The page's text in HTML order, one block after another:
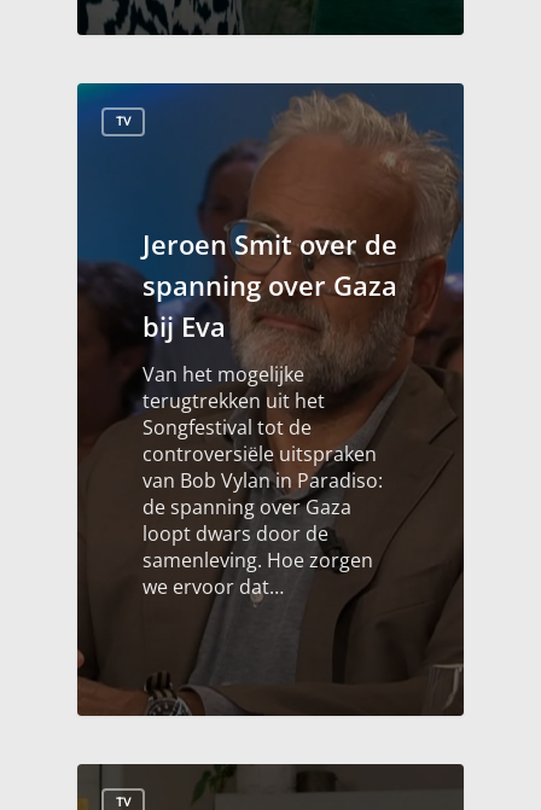
TV
Jeroen Smit over de
spanning over Gaza
bij Eva
Van het mogelijke
terugtrekken uit het
Songfestival tot de
controversiële uitspraken
van Bob Vylan in Paradiso:
de spanning over Gaza
loopt dwars door de
samenleving. Hoe zorgen
we ervoor dat…
TV